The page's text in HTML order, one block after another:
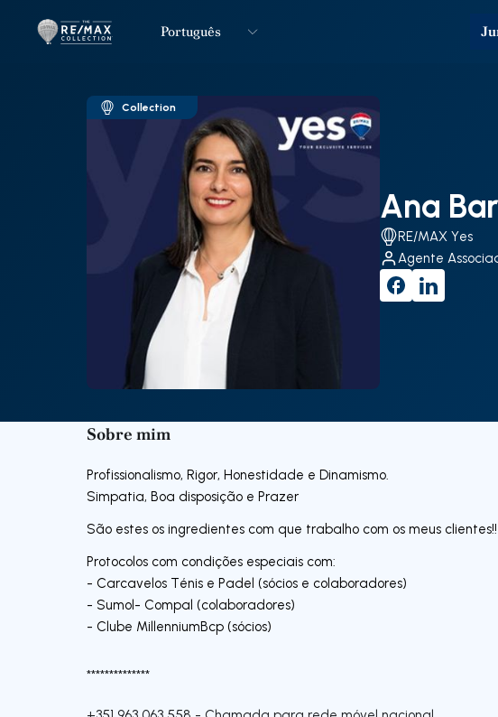
LogoIr para página inicial
Português
Collection
Ana
RE/MAX Yes
Agente
Sobre mim
Profissionalismo, Rigor, Honestidade e Dinamismo.
Simpatia, Boa disposição e Prazer
São estes os ingredientes com que trabalho com os meus clientes!!
Protocolos com condições especiais com:
- Carcavelos Ténis e Padel (sócios e colaboradores)
- Sumol- Compal (colaboradores)
- Clube MillenniumBcp (sócios)
**************